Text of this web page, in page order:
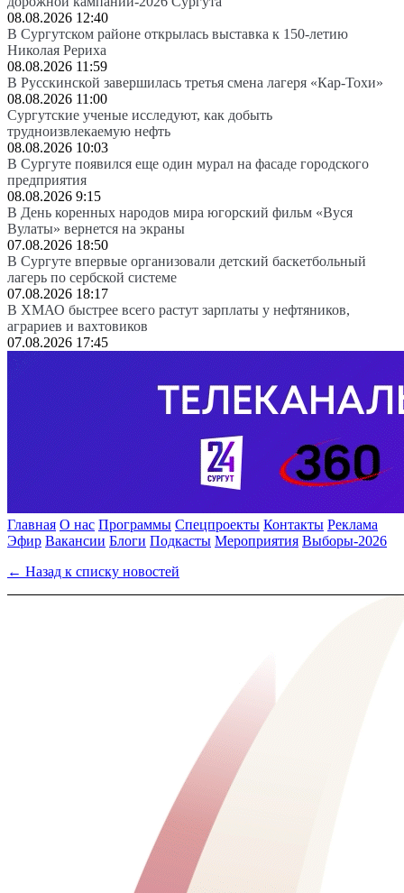
08.08.2026 12:40
В Сургутском районе открылась выставка к 150-летию
Николая Рериха
08.08.2026 11:59
В Русскинской завершилась третья смена лагеря «Кар-Тохи»
08.08.2026 11:00
Сургутские ученые исследуют, как добыть
трудноизвлекаемую нефть
08.08.2026 10:03
В Сургуте появился еще один мурал на фасаде городского
предприятия
08.08.2026 9:15
В День коренных народов мира югорский фильм «Вуся
Вулаты» вернется на экраны
07.08.2026 18:50
В Сургуте впервые организовали детский баскетбольный
лагерь по сербской системе
07.08.2026 18:17
В ХМАО быстрее всего растут зарплаты у нефтяников,
аграриев и вахтовиков
07.08.2026 17:45
Главная О нас Программы Спецпроекты Контакты Реклама
Эфир Вакансии Блоги Подкасты Мероприятия Выборы-2026
← Назад к списку новостей